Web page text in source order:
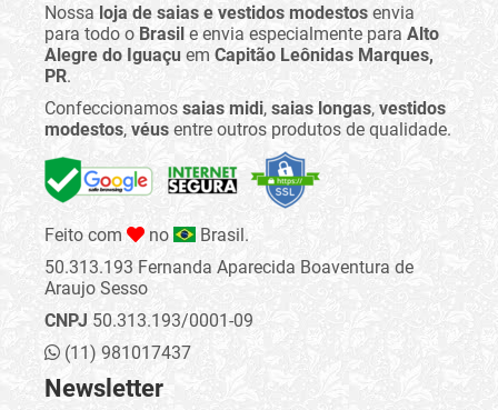
Nossa loja de saias e vestidos modestos envia
para todo o Brasil e envia especialmente para Alto
Alegre do Iguaçu em Capitão Leônidas Marques,
PR.
Confeccionamos saias midi, saias longas, vestidos
modestos, véus entre outros produtos de qualidade.
Feito com no
Brasil.
50.313.193 Fernanda Aparecida Boaventura de
Araujo Sesso
CNPJ 50.313.193/0001-09
(11) 981017437
Newsletter